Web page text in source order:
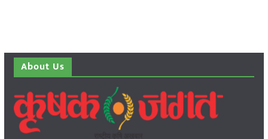
About Us